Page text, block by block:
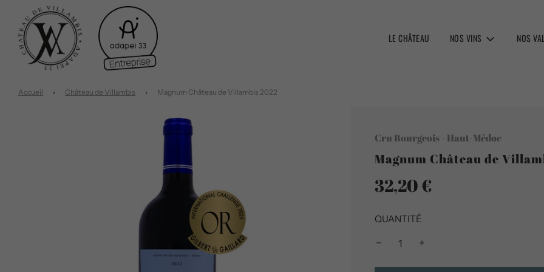
LE CHÂTEAU NOS VINS NOS
Accueil › Château de Villambis › Magnum Château de Villambis 2022
Cru Bourgeois - Haut-Médoc
Magnum Château de
Prix
réduit
Prix
régulier
32,20 €
QUANTITÉ